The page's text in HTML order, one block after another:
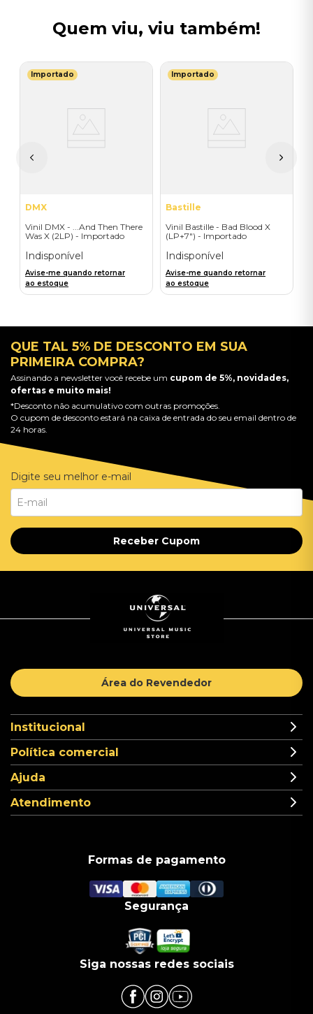
Quem viu, viu também!
Importado
DMX
Vinil DMX - ...And Then There
Was X (2LP) - Importado
Indisponível
Avise-me quando retornar
ao estoque
Importado
Bastille
Vinil Bastille - Bad Blood X
(LP+7") - Importado
Indisponível
Avise-me quando retornar
ao estoque
QUE TAL 5% DE DESCONTO EM SUA
PRIMEIRA COMPRA?
Assinando a newsletter você recebe um cupom de 5%, novidades,
ofertas e muito mais!
*Desconto não acumulativo com outras promoções.
O cupom de desconto estará na caixa de entrada do seu email dentro de
24 horas.
Digite seu melhor e-mail
Receber Cupom
Área do Revendedor
Institucional
Política comercial
Ajuda
Atendimento
Formas de pagamento
Segurança
Siga nossas redes sociais